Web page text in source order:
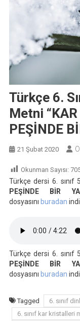
Türkçe 6.
Metni
PEŞİNDE
21 Şubat 2020
Okunman Sayısı:
Türkçe dersi 6. sınıf
PEŞİNDE BİR
dosyasını buradan
Türkçe dersi 6. sınıf
PEŞİNDE BİR
dosyasını buradan
Tagged 6. sınıf
6. sınıf kar kristalleri